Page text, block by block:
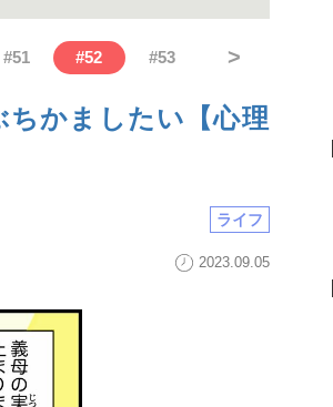
#51 #52 #53 >
かましたい【心理
ライフ
2023.09.05